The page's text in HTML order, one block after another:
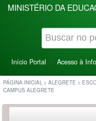
MINISTÉRIO DA
Início Portal Acesso à
PÁGINA INICIAL > ALEGRETE >
CAMPUS ALEGRETE